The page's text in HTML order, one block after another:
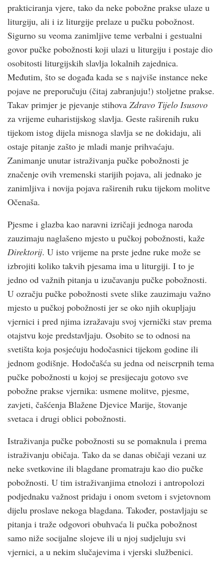
prakticiranja vjere, tako da neke pobožne prakse ulaze u
liturgiju, ali i iz liturgije prelaze u pučku pobožnost.
Sigurno su veoma zanimljive teme verbalni i gestualni
govor pučke pobožnosti koji ulazi u liturgiju i postaje dio
osobitosti liturgijskih slavlja lokalnih zajednica.
Međutim, što se događa kada se s najviše instance neke
pojave ne preporučuju (čitaj zabranjuju!) stoljetne prakse.
Takav primjer je pjevanje stihova Zdravo Tijelo Isusovo
za vrijeme euharistijskog slavlja. Geste raširenih ruku
tijekom istog dijela misnoga slavlja se ne dokidaju, ali
ostaje pitanje zašto je mladi manje prihvaćaju.
Zanimanje unutar istraživanja pučke pobožnosti je
značenje ovih vremenski starijih pojava, ali jednako je
zanimljiva i novija pojava raširenih ruku tijekom molitve
Očenaša.
Pjesme i glazba kao naravni izričaji jednoga naroda
zauzimaju naglašeno mjesto u pučkoj pobožnosti, kaže
Direktorij. U isto vrijeme na prste jedne ruke može se
izbrojiti koliko takvih pjesama ima u liturgiji. I to je
jedno od važnih pitanja u izučavanju pučke pobožnosti.
U ozračju pučke pobožnosti svete slike zauzimaju važno
mjesto u pučkoj pobožnosti jer se oko njih okupljaju
vjernici i pred njima izražavaju svoj vjernički stav prema
otajstvu koje predstavljaju. Osobito se to odnosi na
svetišta koja posjećuju hodočasnici tijekom godine ili
jednom godišnje. Hodočašća su jedna od neiscrpnih tema
pučke pobožnosti u kojoj se presijecaju gotovo sve
pobožne prakse vjernika: usmene molitve, pjesme,
zavjeti, čašćenja Blažene Djevice Marije, štovanje
svetaca i drugi oblici pobožnosti.
Istraživanja pučke pobožnosti su se pomaknula i prema
istraživanju običaja. Tako da se danas običaji vezani uz
neke svetkovine ili blagdane promatraju kao dio pučke
pobožnosti. U tim istraživanjima etnolozi i antropolozi
podjednaku važnost pridaju i onom svetom i svjetovnom
dijelu proslave nekoga blagdana. Također, postavljaju se
pitanja i traže odgovori obuhvaća li pučka pobožnost
samo niže socijalne slojeve ili u njoj sudjeluju svi
vjernici, a u nekim slučajevima i vjerski službenici.